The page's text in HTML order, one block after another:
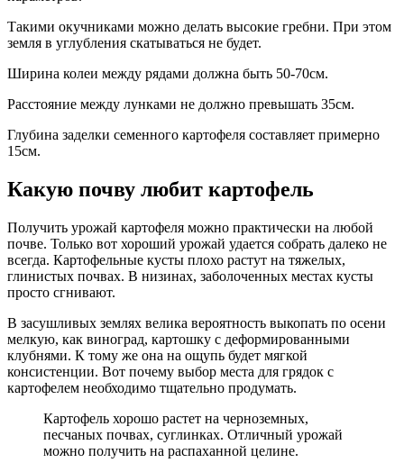
Такими окучниками можно делать высокие гребни. При этом
земля в углубления скатываться не будет.
Ширина колеи между рядами должна быть 50-70см.
Расстояние между лунками не должно превышать 35см.
Глубина заделки семенного картофеля составляет примерно
15см.
Какую почву любит картофель
Получить урожай картофеля можно практически на любой
почве. Только вот хороший урожай удается собрать далеко не
всегда. Картофельные кусты плохо растут на тяжелых,
глинистых почвах. В низинах, заболоченных местах кусты
просто сгнивают.
В засушливых землях велика вероятность выкопать по осени
мелкую, как виноград, картошку с деформированными
клубнями. К тому же она на ощупь будет мягкой
консистенции. Вот почему выбор места для грядок с
картофелем необходимо тщательно продумать.
Картофель хорошо растет на черноземных,
песчаных почвах, суглинках. Отличный урожай
можно получить на распаханной целине.